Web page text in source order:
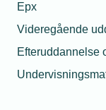
Epx
Videregående
Efteruddannelse